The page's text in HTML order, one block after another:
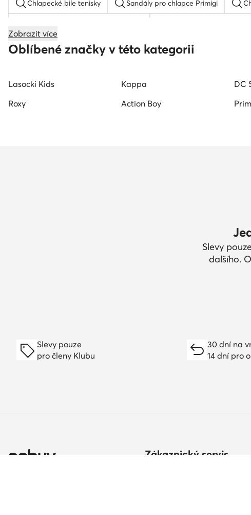
Chlapecké bile tenisky Sandály pro chlapce Primigi
Sandály pro chlapce Lasocki Kids Chlapecké tenisky Reebok
Zobrazit více
Oblíbené značky v této kategorii
Lasocki Kids Kappa DC
Roxy
Action Boy
Slevy
dalšího.
Slevy pouze
pro členy Klubu
30 dní na
14 dní pro
Zákaznický servis